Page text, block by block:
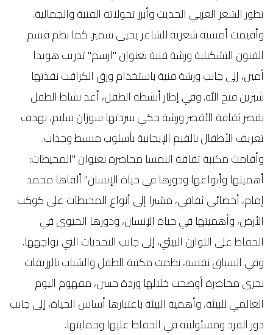
تطور الشعر العربي الحديث وأبرز تحولاته الفنية والجمالية.
وأقيمت أمسية شعرية للشاعر يحيى سمير. كما نظم قسم
الفنون التشكيلية ورشة فنية بعنوان "ارسم" تدريب هويدا
أمين، إلى جانب ورشة فنية باستخدام ورق الكرافت نفذتها
شيرين فتح الله. وفي إطار أنشطة الطفل، أعد نشاط الطفل
بقصر ثقافة الأقصر ورشة حكي سردتها سوزان سليم، بهدف
تعريف الأطفال بالقيم الإيجابية بأسلوب مبسط وجذاب.
وأقامت مكتبة ثقافة النمسا محاضرة بعنوان "المحيطات:
أهميتها وأنواعها ودورها في حياة الإنسان" ألقاها محمد
إمام، أخصائي ثقافي، مشيرا إلى أنواع المحيطات على كوكب
الأرض، وأهميتها في حياة الإنسان، ودورها الحيوي في
الحفاظ على التوازن البيئي، إلى جانب التحديات التي تواجهها.
وفي السياق نفسه، نظمت مكتبة الطفل والشباب بالرزيقات
بحري محاضرة أوضحت خلالها وردة حسن، مفهوم اليوم
العالمي للبيئة، وأهمية البيئة باعتبارها أساس الحياة، إلى جانب
دور الفرد ومسئوليته في الحفاظ عليها وحمايتها.